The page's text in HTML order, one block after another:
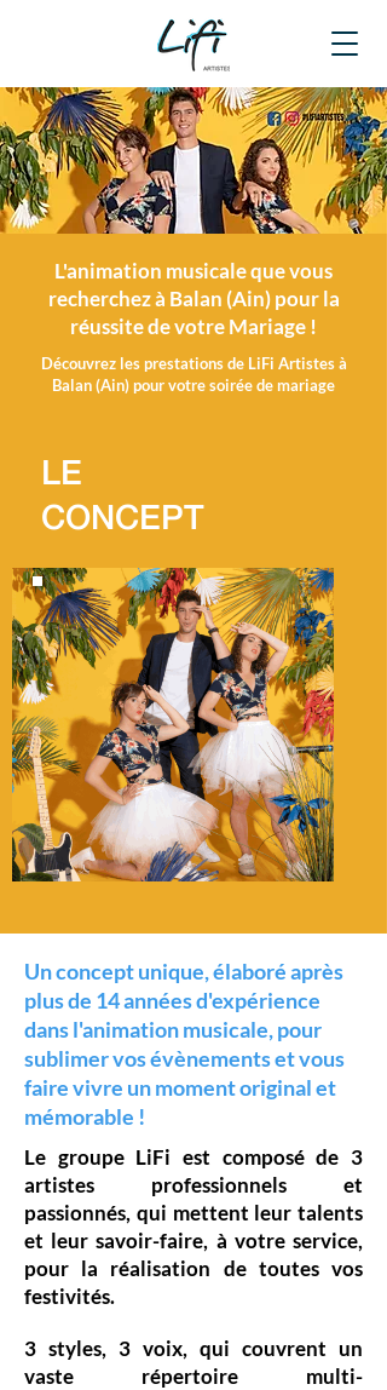
L'animation musicale que vous
recherchez à Balan (Ain) pour la
réussite de votre Mariage !
Découvrez les prestations de LiFi Artistes à
Balan (Ain) pour votre soirée de mariage
LE
CONCEPT
Un concept unique, élaboré après
plus de 14 années d'expérience
dans l'animation musicale, pour
sublimer vos évènements et vous
faire vivre un moment original et
mémorable !
Le groupe LiFi est composé de 3
artistes professionnels et
passionnés, qui mettent leur talents
et leursavoir-faire, à votre service,
pour la réalisation de toutes vos
festivités.
3 styles, 3 voix, qui couvrent un
vaste répertoire multi-